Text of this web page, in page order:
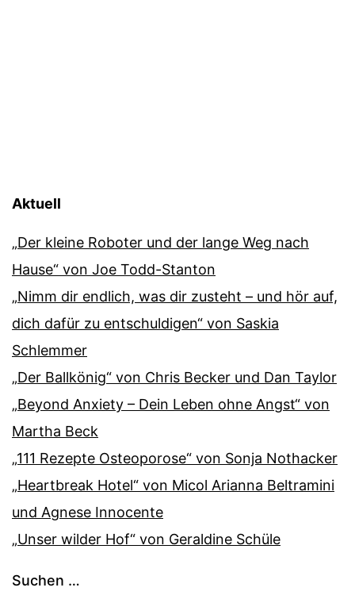
Aktuell
„Der kleine Roboter und der lange Weg nach
Hause“ von Joe Todd-Stanton
„Nimm dir endlich, was dir zusteht – und hör auf,
dich dafür zu entschuldigen“ von Saskia
Schlemmer
„Der Ballkönig“ von Chris Becker und Dan Taylor
„Beyond Anxiety – Dein Leben ohne Angst“ von
Martha Beck
„111 Rezepte Osteoporose“ von Sonja Nothacker
„Heartbreak Hotel“ von Micol Arianna Beltramini
und Agnese Innocente
„Unser wilder Hof“ von Geraldine Schüle
Suchen …